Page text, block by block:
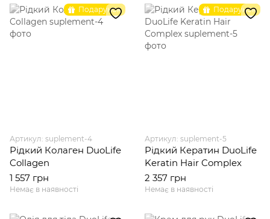
Подарунок
Артикул: suplement-4
Рідкий Колаген DuoLife
Collagen
1 557 грн
Немає в наявності
Подарунок
Артикул: suplement-5
Рідкий Кератин DuoLife
Keratin Hair Complex
2 357 грн
Немає в наявності